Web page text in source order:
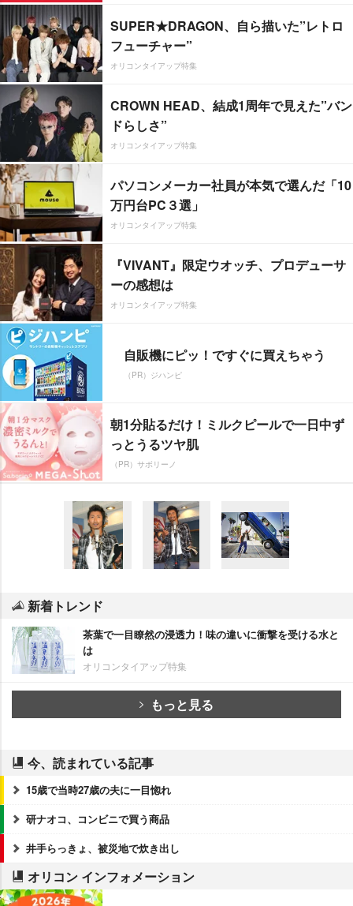
SUPER★DRAGON、自ら描いた”レトロ
フューチャー”
オリコンタイアップ特集
CROWN HEAD、結成1周年で見えた”バン
ドらしさ”
オリコンタイアップ特集
パソコンメーカー社員が本気で選んだ「10
万円台PC３選」
オリコンタイアップ特集
『VIVANT』限定ウオッチ、プロデューサ
ーの感想は
オリコンタイアップ特集
自販機にピッ！ですぐに買えちゃう
（PR）ジハンピ
朝1分貼るだけ！ミルクピールで一日中ず
っとうるツヤ肌
（PR）サボリーノ
新着トレンド
茶葉で一目瞭然の浸透力！味の違いに衝撃を受ける水と
は
オリコンタイアップ特集
もっと見る
今、読まれている記事
15歳で当時27歳の夫に一目惚れ
研ナオコ、コンビニで買う商品
井手らっきょ、被災地で炊き出し
オリコン インフォメーション